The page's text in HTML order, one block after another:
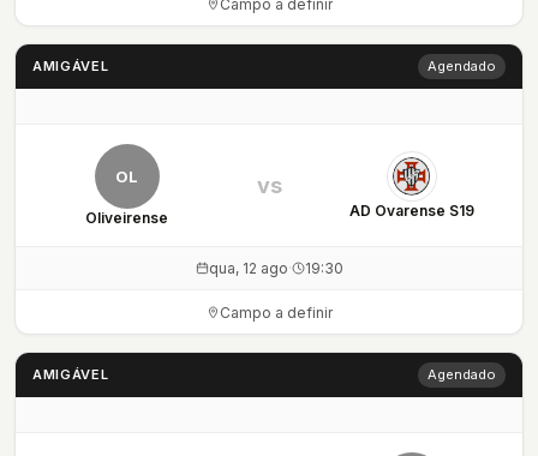
Campo a definir
AMIGÁVEL Agendado
OL
Oliveirense AD Ovarense S19
vs
qua, 12 ago· 19:30
Campo a definir
AMIGÁVEL Agendado